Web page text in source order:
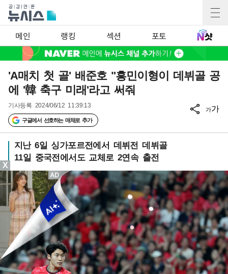
메인 랭킹 섹션 포토
'A매치 첫 골' 배준호 "흥민이형이 데뷔골 공
에 '韓 축구 미래'라고 써줘
기사등록 2024/06/12 11:39:13
구글에서 선호하는 매체로 추가
가가
지난 6일 싱가포르전에서 데뷔전 데뷔골
11일 중국전에서도 교체로 2연속 출전
X